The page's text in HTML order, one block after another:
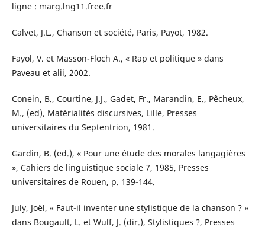
ligne : marg.lng11.free.fr
Calvet, J.L., Chanson et société, Paris, Payot, 1982.
Fayol, V. et Masson-Floch A., « Rap et politique » dans
Paveau et alii, 2002.
Conein, B., Courtine, J.J., Gadet, Fr., Marandin, E., Pêcheux,
M., (ed), Matérialités discursives, Lille, Presses
universitaires du Septentrion, 1981.
Gardin, B. (ed.), « Pour une étude des morales langagières
», Cahiers de linguistique sociale 7, 1985, Presses
universitaires de Rouen, p. 139-144.
July, Joël, « Faut-il inventer une stylistique de la chanson ? »
dans Bougault, L. et Wulf, J. (dir.), Stylistiques ?, Presses